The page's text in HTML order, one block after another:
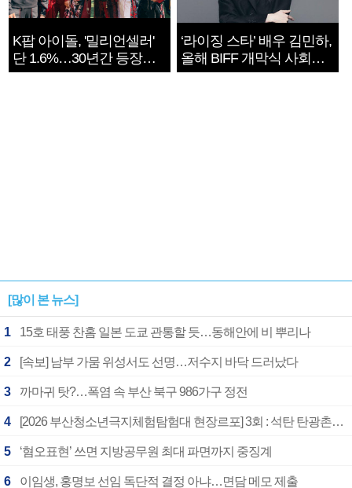
K팝 아이돌, '밀리언셀러'
단 1.6%…30년간 등장
1182개팀 전수조사
‘라이징 스타’ 배우 김민하,
올해 BIFF 개막식 사회자
확정
[많이 본 뉴스]
1 15호 태풍 찬홈 일본 도쿄 관통할 듯…동해안에 비 뿌리나
2 [속보] 남부 가뭄 위성서도 선명…저수지 바닥 드러났다
3 까마귀 탓?…폭염 속 부산 북구 986가구 정전
4 [2026 부산청소년극지체험탐험대 현장르포] 3회 : 석탄 탄광촌에서 북극 연구의 중심지로
5 ‘혐오표현’ 쓰면 지방공무원 최대 파면까지 중징계
6 이임생, 홍명보 선임 독단적 결정 아냐…면담 메모 제출